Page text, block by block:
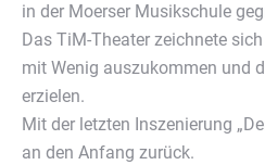
in der Moerser Musikschule
Das TiM-Theater zeichnete
mit Wenig auszukommen und
erzielen.
Mit der letzten Inszenierung
an den Anfang zurück.